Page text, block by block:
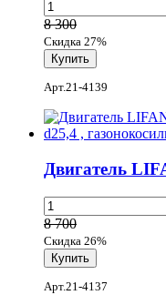
8 300
Скидка 27%
Арт.21-4139
Двигатель
8 700
Скидка 26%
Арт.21-4137